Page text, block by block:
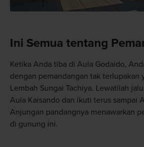
Ini Semua tentang
Ketika Anda tiba di Aula Godaido,
dengan pemandangan tak terlupakan
Lembah Sungai Tachiya. Lewatilah
Aula Kaisando dan ikuti terus sampai
Anjungan pandangnya menawarkan
di gunung ini.